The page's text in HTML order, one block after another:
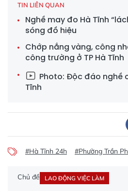
TIN LIÊN QUAN
Nghề may đo Hà Tĩnh
sóng đồ hiệu
Chớp nắng vàng, công
công trường ở TP Hà Tĩnh
Photo: Độc đáo nghề
Tĩnh
#Hà Tĩnh 24h #Phường Trần
Chủ đề LAO ĐỘNG VIỆC LÀM